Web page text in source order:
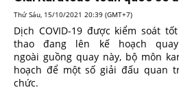
Thứ Sáu, 15/10/2021 20:39 (GMT+7)
Dịch COVID-19 được kiểm soát
thao đang lên kế hoạch
ngoài guồng quay này, bộ môn
hoạch để một số giải đấu quan
chức.